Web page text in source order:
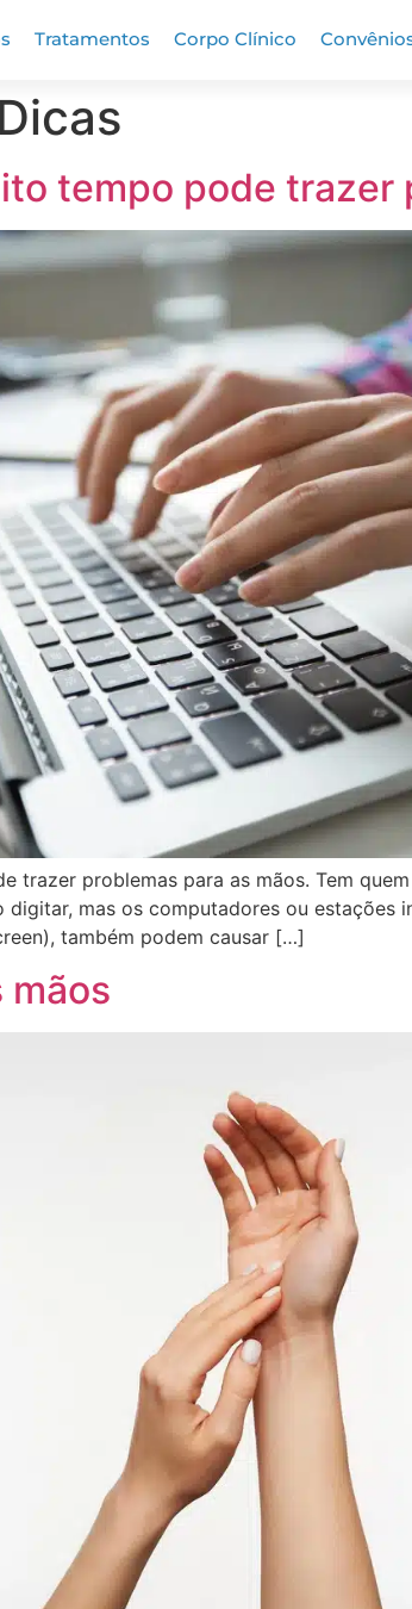
Tratamentos Corpo Clínico
Dicas
tempo pode trazer
trazer problemas para as mãos. Tem
mas os computadores ou estações
também podem causar […]
mãos